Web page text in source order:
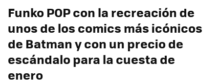
Funko POP con la recreación de
unos de los comics más icónicos
de Batman y con un precio de
escándalo para la cuesta de
enero